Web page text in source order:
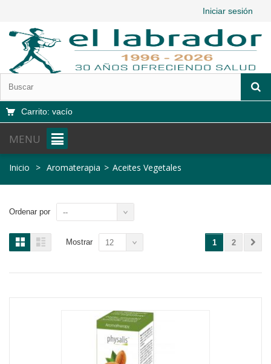
Iniciar sesión
Carrito: vacío
MENU
Inicio > Aromaterapia > Aceites Vegetales
Ordenar por --
Mostrar 12 1 2